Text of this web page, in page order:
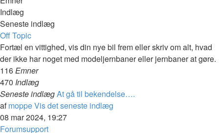
Indlæg
Seneste indlæg
Off Topic
Fortæl en vittighed, vis din nye bil frem eller skriv om alt, hvad
der ikke har noget med modeljernbaner eller jernbaner at gøre.
116Emner
470 Indlæg
Seneste indlægAt gå til bekendelse….
afmoppeVis det seneste indlæg
08 mar 2024, 19:27
Forumsupport